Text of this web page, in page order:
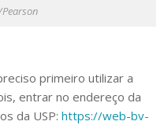
primeiro utilizar a
entrar no endereço da
da USP: https://web-bv-